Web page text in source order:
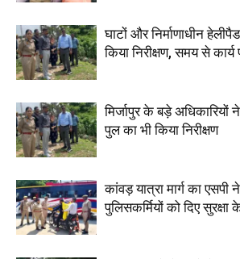
घाटों और निर्माणाधीन
किया निरीक्षण, समय से
मिर्जापुर के बड़े अधिकारियों
पुल का भी किया निरीक्षण
कांवड़ यात्रा मार्ग का एसपी
पुलिसकर्मियों को दिए सुरक्षा